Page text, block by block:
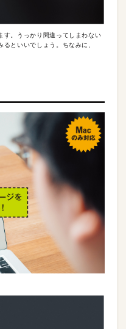
す。うっかり間違ってしまわない
といいでしょう。ちなみに、